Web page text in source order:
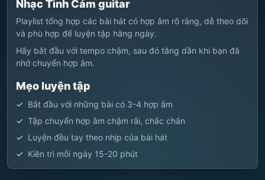
Nhạc Tình Cảm guitar
Playlist tổng hợp các bài hát có hợp âm rõ ràng, dễ theo dõi
và phù hợp để luyện tập hằng ngày.
Hãy bắt đầu với tempo chậm, sau đó tăng dần khi bạn đã
nhớ chuyển hợp âm.
Mẹo luyện tập
Bắt đầu với những bài có 3-4 hợp âm
Tập chuyển hợp âm chậm rãi, chắc chắn
Luyện đều tay theo nhịp của bài hát
Kiên trì mỗi ngày 15-20 phút